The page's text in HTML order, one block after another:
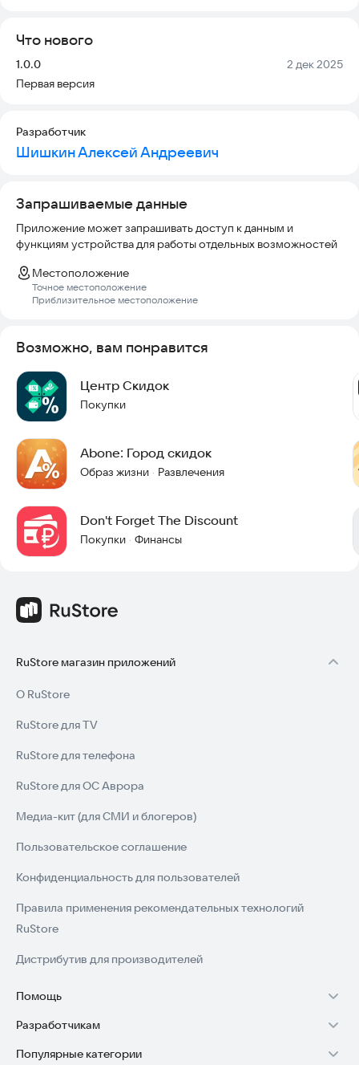
Что нового
Версия:
1.0.0 Дата:
2 дек 2025
Первая версия
Разработчик
Шишкин Алексей Андреевич
Запрашиваемые данные
Приложение может запрашивать доступ к данным и
функциям устройства для работы отдельных возможностей
Местоположение
Точное местоположение
Приблизительное местоположение
Возможно, вам понравится
Центр Скидок
Покупки
Abone: Город скидок
Образ жизни · Развлечения
Don't Forget The Discount
Покупки · Финансы
RuStore магазин приложений
О RuStore
RuStore для TV
RuStore для телефона
RuStore для ОС Аврора
Медиа-кит (для СМИ и блогеров)
Пользовательское соглашение
Конфиденциальность для пользователей
Правила применения рекомендательных технологий
RuStore
Дистрибутив для производителей
Помощь
Установка RuStore на TV
Установка RuStore на телефон
Разработчикам
Зарабатывать с RuStore
Популярные категории